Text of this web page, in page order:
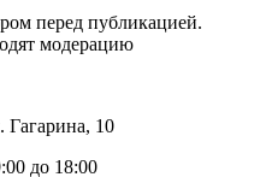
перед публикацией.
модерацию
Гагарина, 10
до 18:00